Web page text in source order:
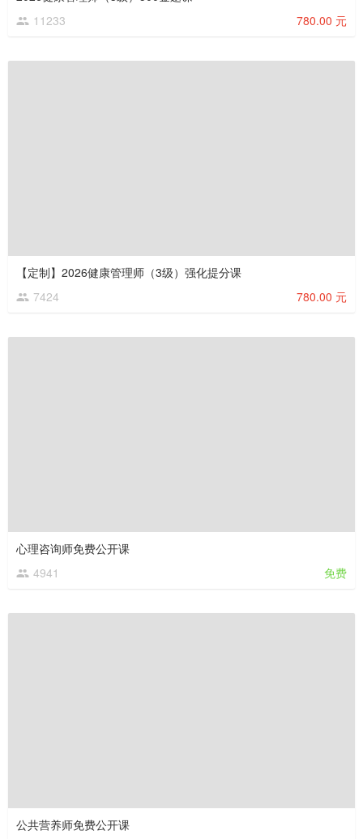
11233
780.00 元
【定制】2026健康管理师（3级）强化提分课
7424
780.00 元
心理咨询师免费公开课
4941
免费
公共营养师免费公开课